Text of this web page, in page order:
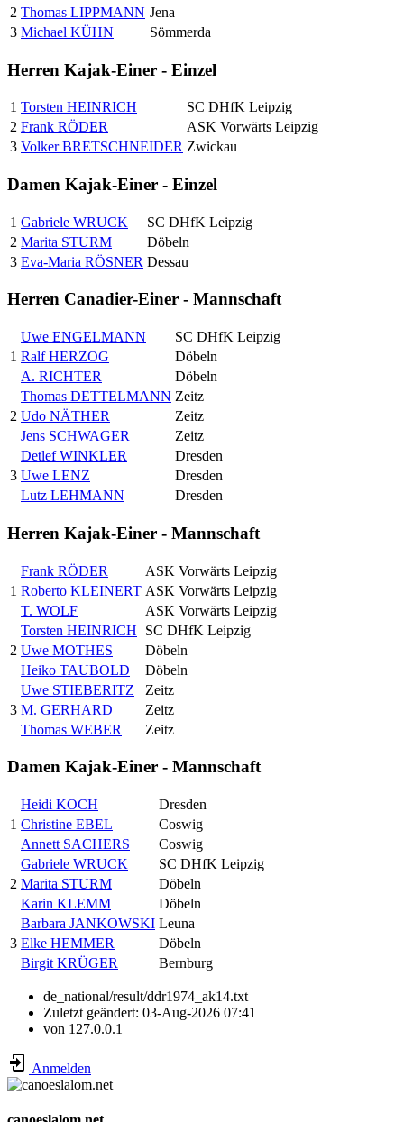
2 Thomas LIPPMANN Jena
3 Michael KÜHN Sömmerda
Herren Kajak-Einer - Einzel
1 Torsten HEINRICH
SC DHfK Leipzig
2 Frank RÖDER
ASK Vorwärts Leipzig
3 Volker BRETSCHNEIDER Zwickau
Damen Kajak-Einer - Einzel
1 Gabriele WRUCK
SC DHfK Leipzig
2 Marita STURM
Döbeln
3 Eva-Maria RÖSNER Dessau
Herren Canadier-Einer - Mannschaft
1
Uwe ENGELMANN
SC DHfK Leipzig
Ralf HERZOG
Döbeln
A. RICHTER
Döbeln
2
Thomas DETTELMANN Zeitz
Udo NÄTHER
Zeitz
Jens SCHWAGER
Zeitz
3
Detlef WINKLER
Dresden
Uwe LENZ
Dresden
Lutz LEHMANN
Dresden
Herren Kajak-Einer - Mannschaft
1
Frank RÖDER
ASK Vorwärts Leipzig
Roberto KLEINERT ASK Vorwärts Leipzig
T. WOLF
ASK Vorwärts Leipzig
2
Torsten HEINRICH
SC DHfK Leipzig
Uwe MOTHES
Döbeln
Heiko TAUBOLD
Döbeln
3
Uwe STIEBERITZ
Zeitz
M. GERHARD
Zeitz
Thomas WEBER
Zeitz
Damen Kajak-Einer - Mannschaft
1
Heidi KOCH
Dresden
Christine EBEL
Coswig
Annett SACHERS
Coswig
2
Gabriele WRUCK
SC DHfK Leipzig
Marita STURM
Döbeln
Karin KLEMM
Döbeln
3
Barbara JANKOWSKI Leuna
Elke HEMMER
Döbeln
Birgit KRÜGER
Bernburg
de_national/result/ddr1974_ak14.txt
Zuletzt geändert: 03-Aug-2026 07:41
von 127.0.0.1
Anmelden